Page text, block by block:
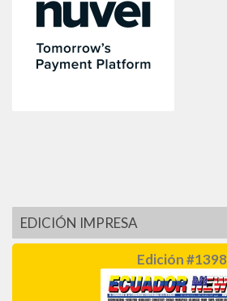
EDICIÓN IMPRESA
Edición #1398